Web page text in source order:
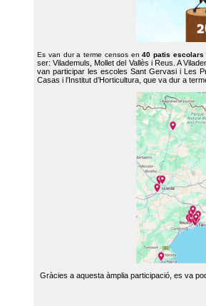
Es van dur a terme censos en40 patis escolars
ser: Vilademuls, Mollet del Vallès i Reus. A
van participar les escoles Sant Gervasi i Les
Casas i l’Institut d’Horticultura, que va dur a
Gràcies a aquesta àmplia participació, es va